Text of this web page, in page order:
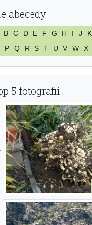
abecedy
B C D E F G H I J K
P
Q R S T U V W X
5 fotografií